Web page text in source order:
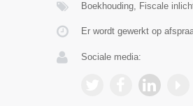
Boekhouding, Fiscale
Er wordt gewerkt op
Sociale media: